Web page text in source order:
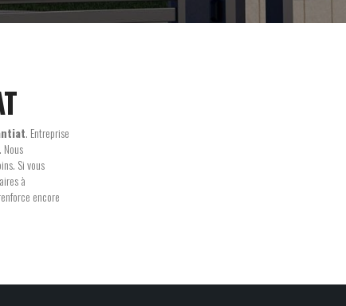
. Entreprise
Si vous
à
encore